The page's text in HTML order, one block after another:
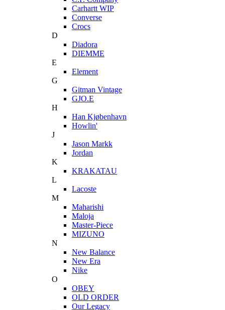
Carhartt WIP
Converse
Crocs
D
Diadora
DIEMME
E
Element
G
Gitman Vintage
GJO.E
H
Han Kjøbenhavn
Howlin'
J
Jason Markk
Jordan
K
KRAKATAU
L
Lacoste
M
Maharishi
Maloja
Master-Piece
MIZUNO
N
New Balance
New Era
Nike
O
OBEY
OLD ORDER
Our Legacy